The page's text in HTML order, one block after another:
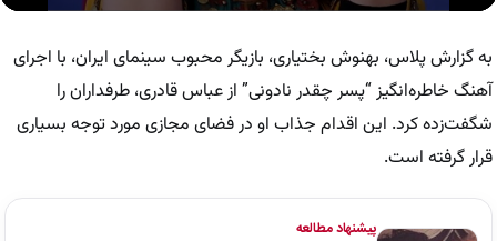
of
32
seconds
به گزارش پلاس، بهنوش بختیاری، بازیگر محبوب سینمای ایران، با اجرای
آهنگ خاطره‌انگیز “پسر چقدر نادونی” از عباس قادری، طرفداران را
شگفت‌زده کرد. این اقدام جذاب او در فضای مجازی مورد توجه بسیاری
قرار گرفته است.
پیشنهاد مطالعه